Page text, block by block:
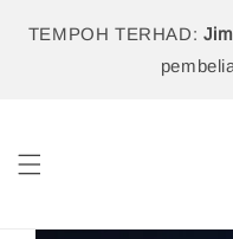
TEMPOH TERHAD: